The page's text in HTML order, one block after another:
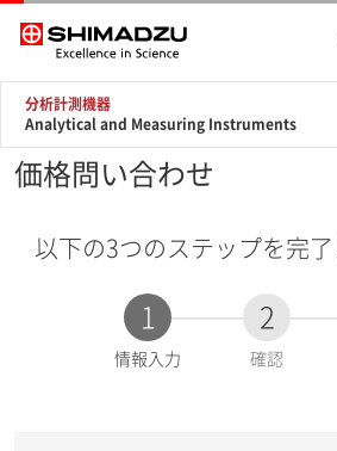
分析計測機器
Analytical and Measuring Instruments
価格問い合わせ
以下の3つのステップを完了
1
現
情報入力
2
確認